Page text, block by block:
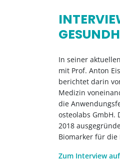
In seiner
mit Prof. Anton
berichtet darin
Medizin
die
osteolabs GmbH.
2018
Biomarker für
Zum Interview